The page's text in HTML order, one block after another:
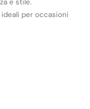
e stile.
per occasioni